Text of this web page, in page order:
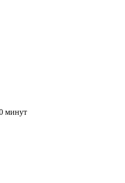
минут